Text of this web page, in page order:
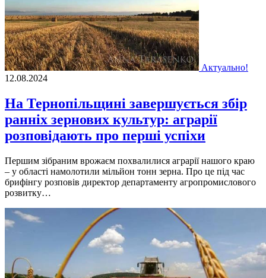
Актуально!
12.08.2024
На Тернопільщині завершується збір
ранніх зернових культур: аграрії
розповідають про перші успіхи
Першим зібраним врожаєм похвалилися аграрії нашого краю
– у області намолотили мільйон тонн зерна. Про це під час
брифінгу розповів директор департаменту агропромислового
розвитку…